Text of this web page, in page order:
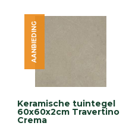
Keramische tuintegel
60x60x2cm Travertino
Crema
AANBIEDING